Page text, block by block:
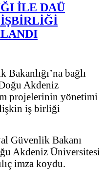
İLE DAÜ
Bakanlığı’na bağlı
Akdeniz
projelerinin yönetimi
iş birliği
Güvenlik Bakanı
Akdeniz Üniversitesi
imza koydu.